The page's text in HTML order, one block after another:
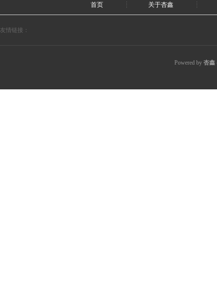
首页 关于杏鑫
友情链接：
Powered by 杏鑫